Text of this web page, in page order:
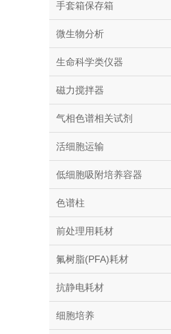
手套箱保存箱
微生物分析
生命科学类仪器
磁力搅拌器
气相色谱相关试剂
活细胞运输
低细胞吸附培养容器
色谱柱
前处理用耗材
氟树脂(PFA)耗材
抗静电耗材
细胞培养